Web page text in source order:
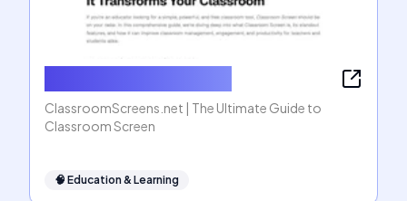
ClassroomScreens.net | The Ultimate Guide to
Classroom Screen
🧠 Education & Learning